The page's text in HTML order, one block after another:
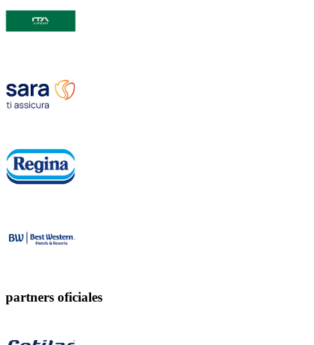
partners oficiales